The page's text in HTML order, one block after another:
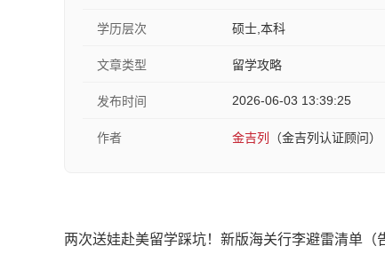
学历层次 硕士,本科
文章类型 留学攻略
发布时间 2026-06-03 13:39:25
作者 金吉列 （金吉列认证顾问）
两次送娃赴美留学踩坑！新版海关行李避雷清单（